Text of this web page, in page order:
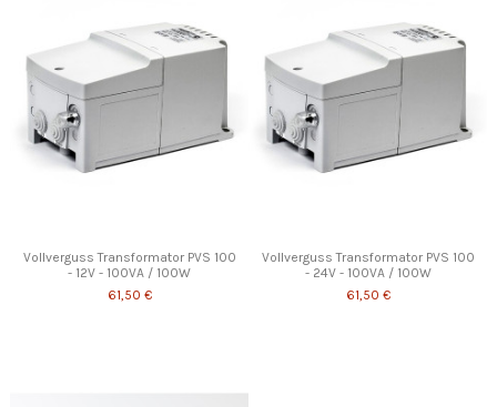
Vollverguss Transformator PVS 100
- 12V - 100VA / 100W
61,50 €
Vollverguss Transformator PVS 100
- 24V - 100VA / 100W
61,50 €